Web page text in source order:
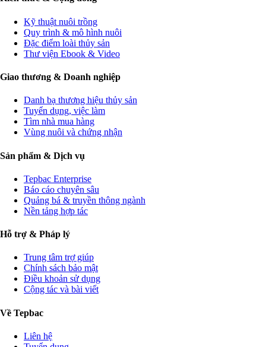
Kỹ thuật nuôi trồng
Quy trình & mô hình nuôi
Đặc điểm loài thủy sản
Thư viện Ebook & Video
Giao thương & Doanh nghiệp
Danh bạ thương hiệu thủy sản
Tuyển dụng, việc làm
Tìm nhà mua hàng
Vùng nuôi và chứng nhận
Sản phẩm & Dịch vụ
Tepbac Enterprise
Báo cáo chuyên sâu
Quảng bá & truyền thông ngành
Nền tảng hợp tác
Hỗ trợ & Pháp lý
Trung tâm trợ giúp
Chính sách bảo mật
Điều khoản sử dụng
Cộng tác và bài viết
Về Tepbac
Liên hệ